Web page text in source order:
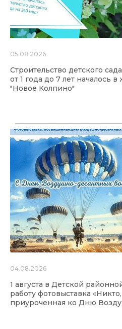
05.08.2026
Строительство детского
от 1 года до 7 лет началось
"Новое Колпино"
04.08.2026
1 августа в Детской
работу фотовыставка
приуроченная ко Дню